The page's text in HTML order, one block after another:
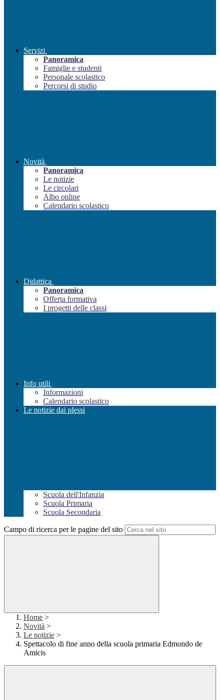
Servizi
Panoramica
Famiglie e studenti
Personale scolastico
Percorsi di studio
Novità
Panoramica
Le notizie
Le circolari
Albo online
Calendario scolastico
Didattica
Panoramica
Offerta formativa
I progetti delle classi
Info utili
Informazioni
Calendario scolastico
Le notizie dai plessi
Scuola dell'Infanzia
Scuola Primaria
Scuola Secondaria
Campo di ricerca per le pagine del sito
Home >
Novità >
Le notizie >
Spettacolo di fine anno della scuola primaria Edmondo de
Amicis